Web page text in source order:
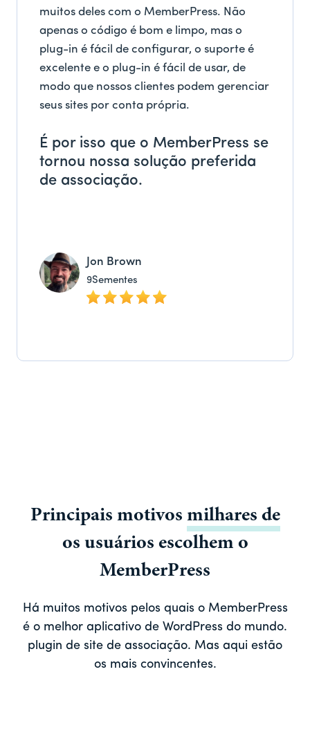
muitos deles com o MemberPress. Não
apenas o código é bom e limpo, mas o
plug-in é fácil de configurar, o suporte é
excelente e o plug-in é fácil de usar, de
modo que nossos clientes podem gerenciar
seus sites por conta própria.
É por isso que o MemberPress se
tornou nossa solução preferida
de associação.
Jon Brown
9Sementes
Principais motivos milhares de
os usuários escolhem o
MemberPress
Há muitos motivos pelos quais o MemberPress
é o melhor aplicativo de WordPress do mundo.
plugin de site de associação. Mas aqui estão
os mais convincentes.